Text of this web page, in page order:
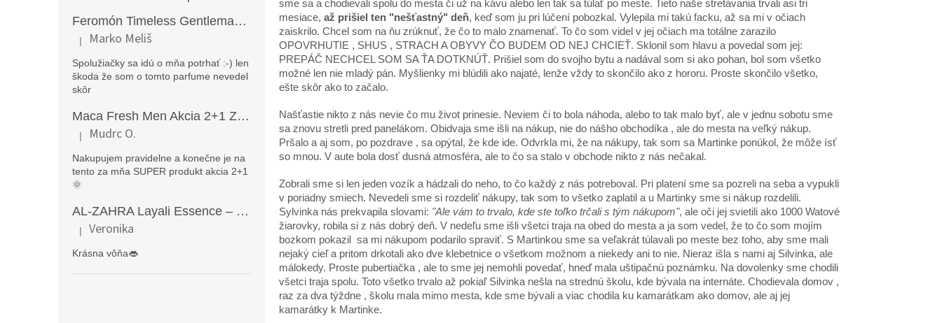
Feromón Timeless Gentleman silný feromónový parfém pre mužov - 50ml
Hodnotenie produktu je 5 z 5 hviezdičiek.
| Marko Meliš
Spolužiačky sa idú o mňa potrhať :-) len
škoda že som o tomto parfume nevedel
skôr
Maca Fresh Men Akcia 2+1 ZDARMA (270kapsúl )
Hodnotenie produktu je 5 z 5 hviezdičiek.
| Mudrc O.
Nakupujem pravidelne a konečne je na
tento za mňa SUPER produkt akcia 2+1
🌞
AL-ZAHRA Layali Essence – zmyselný arabský parfém pre ženy s originálnymi orientálnymi tónmi v luxusnom dubajskom štýle (50 ml)
Hodnotenie produktu je 5 z 5 hviezdičiek.
| Veronika
Krásna vôňa👄
sme sa a chodievali spolu do mesta či už na kávu alebo len tak sa túlať po meste. Tieto naše stretávania trvali asi tri
mesiace, až prišiel ten "nešťastný" deň, keď som ju pri lúčení pobozkal. Vylepila mi takú facku, až sa mi v očiach
zaiskrilo. Chcel som na ňu zrúknuť, že čo to malo znamenať. To čo som videl v jej očiach ma totálne zarazilo
OPOVRHUTIE , SHUS , STRACH A OBYVY ČO BUDEM OD NEJ CHCIEŤ. Sklonil som hlavu a povedal som jej:
PREPÁČ NECHCEL SOM SA ŤA DOTKNÚŤ. Prišiel som do svojho bytu a nadával som si ako pohan, bol som všetko
možné len nie mladý pán. Myšlienky mi blúdili ako najaté, lenže vždy to skončilo ako z hororu. Proste skončilo všetko,
ešte skôr ako to začalo.
Našťastie nikto z nás nevie čo mu život prinesie. Neviem či to bola náhoda, alebo to tak malo byť, ale v jednu sobotu sme
sa znovu stretli pred panelákom. Obidvaja sme išli na nákup, nie do nášho obchodíka , ale do mesta na veľký nákup.
Pršalo a aj som, po pozdrave , sa opýtal, že kde ide. Odvrkla mi, že na nákupy, tak som sa Martinke ponúkol, že môže ísť
so mnou. V aute bola dosť dusná atmosféra, ale to čo sa stalo v obchode nikto z nás nečakal.
Zobrali sme si len jeden vozík a hádzali do neho, to čo každý z nás potreboval. Pri platení sme sa pozreli na seba a vypukli
v poriadny smiech. Nevedeli sme si rozdeliť nákupy, tak som to všetko zaplatil a u Martinky sme si nákup rozdelili.
Sylvinka nás prekvapila slovami: "Ale vám to trvalo, kde ste toľko trčali s tým nákupom", ale oči jej svietili ako 1000 Watové
žiarovky, robila si z nás dobrý deň. V nedeľu sme išli všetci traja na obed do mesta a ja som vedel, že to čo som mojím
bozkom pokazil sa mi nákupom podarilo spraviť. S Martinkou sme sa veľakrát túlavali po meste bez toho, aby sme mali
nejaký cieľ a pritom drkotali ako dve klebetnice o všetkom možnom a niekedy ani to nie. Nieraz išla s nami aj Silvinka, ale
málokedy. Proste pubertiačka , ale to sme jej nemohli povedať, hneď mala uštipačnú poznámku. Na dovolenky sme chodili
všetci traja spolu. Toto všetko trvalo až pokiaľ Silvinka nešla na strednú školu, kde bývala na internáte. Chodievala domov ,
raz za dva týždne , školu mala mimo mesta, kde sme bývali a viac chodila ku kamarátkam ako domov, ale aj jej
kamarátky k Martinke.